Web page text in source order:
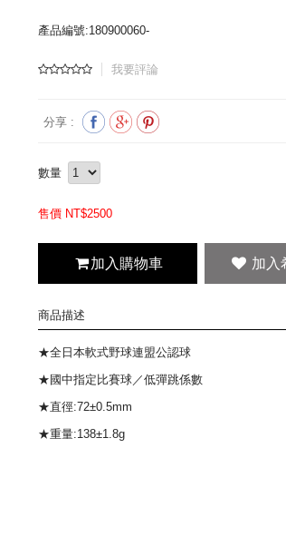
產品編號:180900060-
我要評論
分享 :
數量
售價 NT$2500
加入購物車
商品描述
★全日本軟式野球連盟公認球
★國中指定比賽球／低彈跳係數
★直徑:72±0.5mm
★重量:138±1.8g